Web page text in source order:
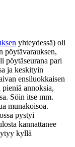
yhteydessä) oli
pöytävarauksen,
pöytäseurana pari
ja keskityin
ensiluokkaisen
annoksia,
Söin itse mm.
munakoisoa.
pystyi
kannattanee
kyllä